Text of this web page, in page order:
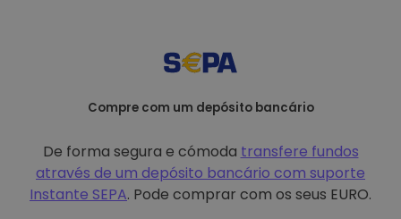
Compre com um depósito bancário
De forma segura e cómoda transfere fundos
através de um depósito bancário com suporte
Instante SEPA. Pode comprar com os seus EURO.